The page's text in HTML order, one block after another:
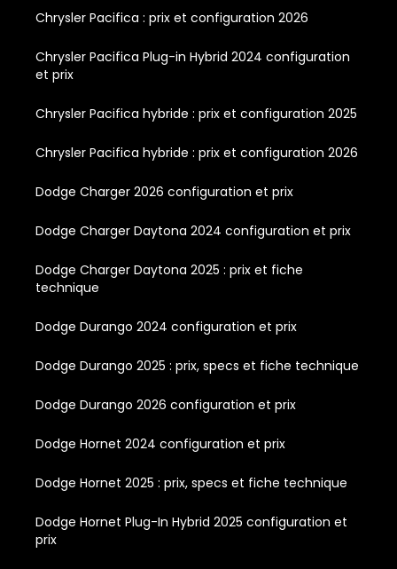
Chrysler Pacifica : prix et configuration 2026
Chrysler Pacifica Plug-in Hybrid 2024 configuration
et prix
Chrysler Pacifica hybride : prix et configuration 2025
Chrysler Pacifica hybride : prix et configuration 2026
Dodge Charger 2026 configuration et prix
Dodge Charger Daytona 2024 configuration et prix
Dodge Charger Daytona 2025 : prix et fiche
technique
Dodge Durango 2024 configuration et prix
Dodge Durango 2025 : prix, specs et fiche technique
Dodge Durango 2026 configuration et prix
Dodge Hornet 2024 configuration et prix
Dodge Hornet 2025 : prix, specs et fiche technique
Dodge Hornet Plug-In Hybrid 2025 configuration et
prix